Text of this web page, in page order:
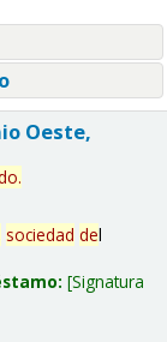
Oeste,
.
sociedad del
Signatura